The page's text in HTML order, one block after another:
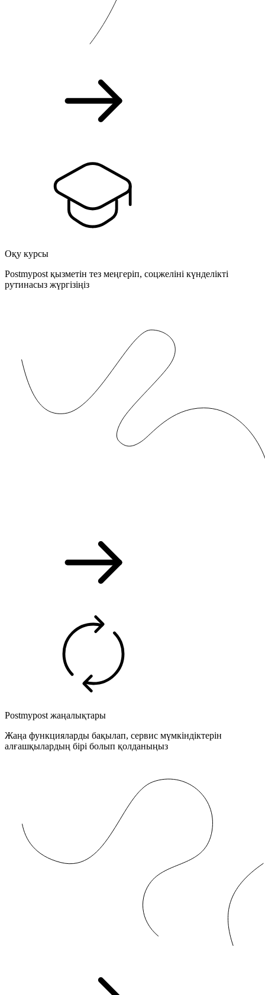
Оқу курсы
Postmypost қызметін тез меңгеріп, соцжеліні күнделікті
рутинасыз жүргізіңіз
Postmypost жаңалықтары
Жаңа функцияларды бақылап, сервис мүмкіндіктерін
алғашқылардың бірі болып қолданыңыз